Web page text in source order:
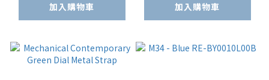
加入購物車
加入購物車